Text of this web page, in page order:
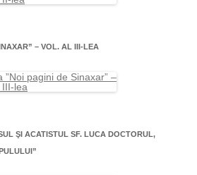
– VOL. AL III-LEA
ŞI ACATISTUL SF. LUCA DOCTORUL,